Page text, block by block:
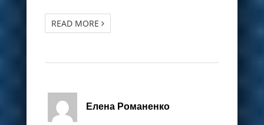
READ MORE
Елена Романенко